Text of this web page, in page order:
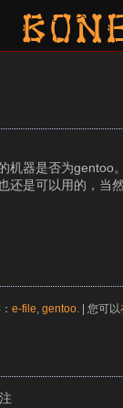
机器是否为gentoo。
是可以用的，当
e-file ,gentoo . | 您可以